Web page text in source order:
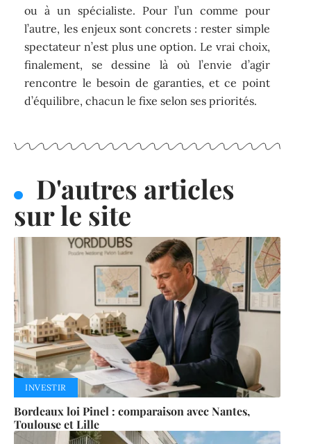
ou à un spécialiste. Pour l’un comme pour
l’autre, les enjeux sont concrets : rester simple
spectateur n’est plus une option. Le vrai choix,
finalement, se dessine là où l’envie d’agir
rencontre le besoin de garanties, et ce point
d’équilibre, chacun le fixe selon ses priorités.
D'autres articles
sur le site
INVESTIR
Bordeaux loi Pinel : comparaison avec Nantes,
Toulouse et Lille